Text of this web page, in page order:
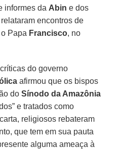
informes da Abin e dos
encontros de
Papa Francisco, no
do governo
afirmou que os bispos
doSínodo da Amazônia
e tratados como
religiosos rebateram
que tem em sua pauta
alguma ameaça à